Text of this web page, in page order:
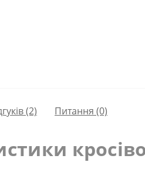
(2) Питання (0)